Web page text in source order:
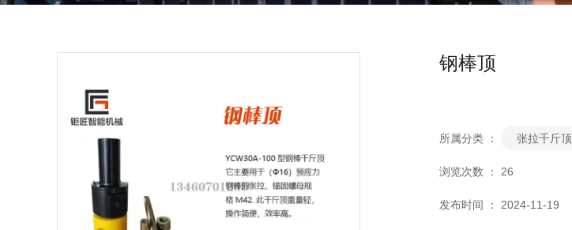
钢棒顶
所属分类 ： 张拉千斤顶
浏览次数 ： 26
发布时间 ： 2024-11-19